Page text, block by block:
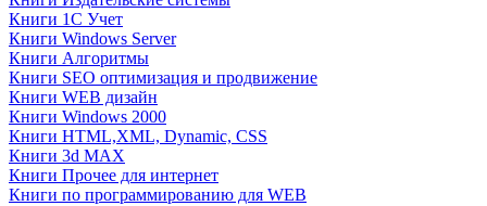
Книги 1C Учет
Книги Windows Server
Книги Алгоритмы
Книги SEO оптимизация и продвижение
Книги WEB дизайн
Книги Windows 2000
Книги HTML,XML, Dynamic, CSS
Книги 3d MAX
Книги Прочее для интернет
Книги по программированию для WEB